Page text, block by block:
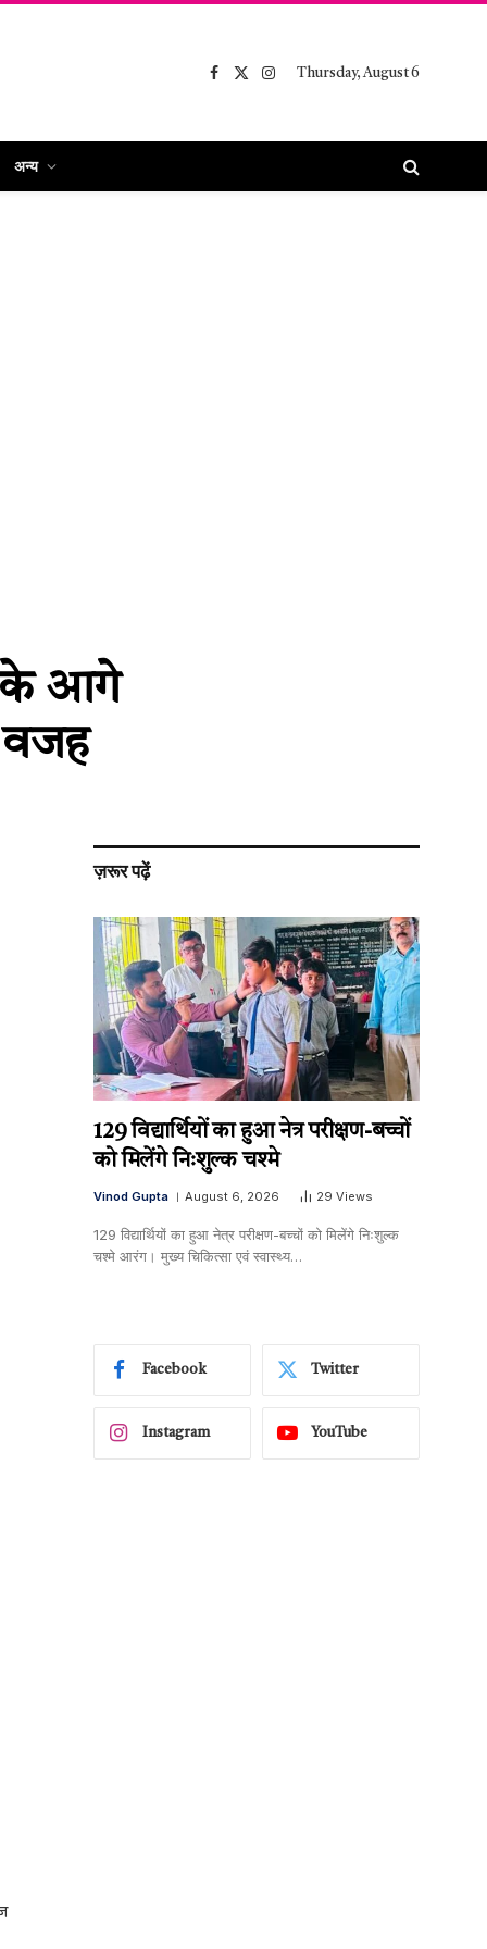
Facebook
X
Instagram
Thursday, August 6
अन्य
के आगे
वजह
ज़रूर पढ़ें
129 विद्यार्थियों का हुआ नेत्र परीक्षण-बच्चों
को मिलेंगे निःशुल्क चश्मे
Vinod Gupta August 6, 2026 29 Views
129 विद्यार्थियों का हुआ नेत्र परीक्षण-बच्चों को मिलेंगे निःशुल्क
चश्मे आरंग। मुख्य चिकित्सा एवं स्वास्थ्य…
Facebook Twitter
Instagram YouTube